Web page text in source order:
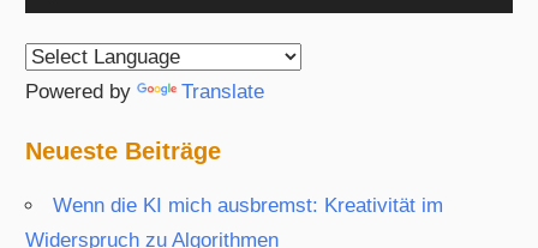
Player
Powered by Translate
Neueste Beiträge
Wenn die KI mich ausbremst: Kreativität im
Widerspruch zu Algorithmen